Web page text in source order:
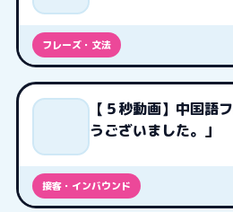
フレーズ・文法
【５秒動画】中国語
うございました。」
接客・インバウンド